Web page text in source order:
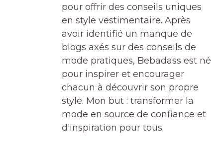
pour offrir des conseils uniques
en style vestimentaire. Après
avoir identifié un manque de
blogs axés sur des conseils de
mode pratiques, Bebadass est né
pour inspirer et encourager
chacun à découvrir son propre
style. Mon but : transformer la
mode en source de confiance et
d'inspiration pour tous.